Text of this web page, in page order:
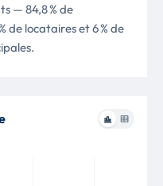
— 84,8 % de
de locataires et 6 % de